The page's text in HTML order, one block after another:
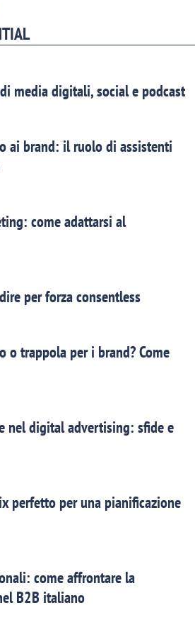
media digitali, social e podcast
ai brand: il ruolo di assistenti
come adattarsi al
per forza consentless
o trappola per i brand? Come
nel digital advertising: sfide e
perfetto per una pianificazione
come affrontare la
B2B italiano